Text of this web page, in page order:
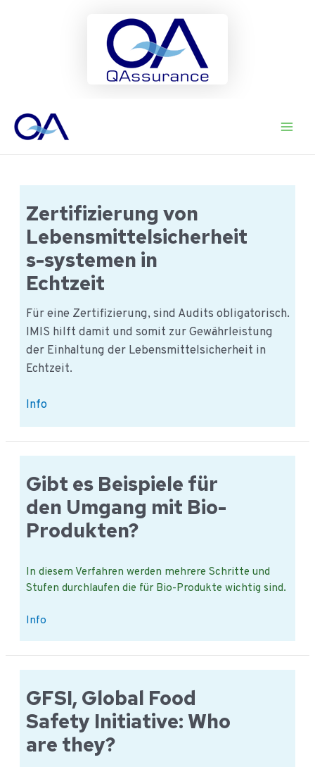
naar
Zertifizierung von
Lebensmittelsicherheit
s-systemen in
Echtzeit
Für eine Zertifizierung, sind Audits obligatorisch.
IMIS hilft damit und somit zur Gewährleistung
der Einhaltung der Lebensmittelsicherheit in
Echtzeit.
Zertifizierung
Lebensmittelsicherheits-
systemen
in
Echtzeit
Info
Gibt es Beispiele für
den Umgang mit Bio-
Produkten?
In diesem Verfahren werden mehrere Schritte und
Stufen durchlaufen die für Bio-Produkte wichtig sind.
Gibt
Beispiele
für
Umgang
mit
Bio-
Produkten?
Info
GFSI, Global Food
Safety Initiative: Who
are they?